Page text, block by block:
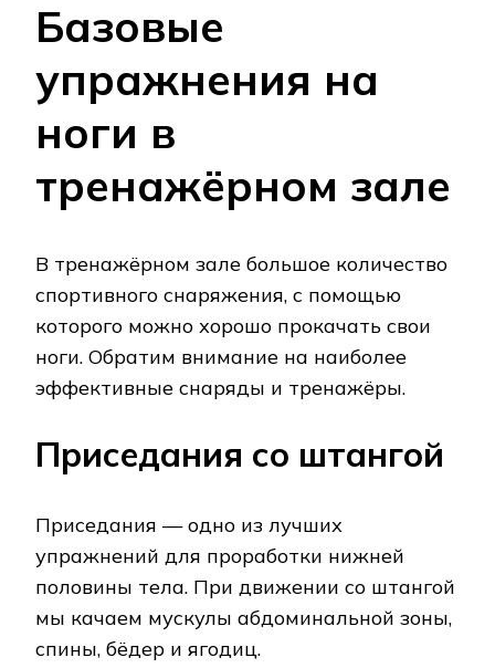
Базовые
упражнения на
ноги в
тренажёрном зале
В тренажёрном зале большое количество
спортивного снаряжения, с помощью
которого можно хорошо прокачать свои
ноги. Обратим внимание на наиболее
эффективные снаряды и тренажёры.
Приседания со штангой
Приседания — одно из лучших
упражнений для проработки нижней
половины тела. При движении со штангой
мы качаем мускулы абдоминальной зоны,
спины, бёдер и ягодиц.